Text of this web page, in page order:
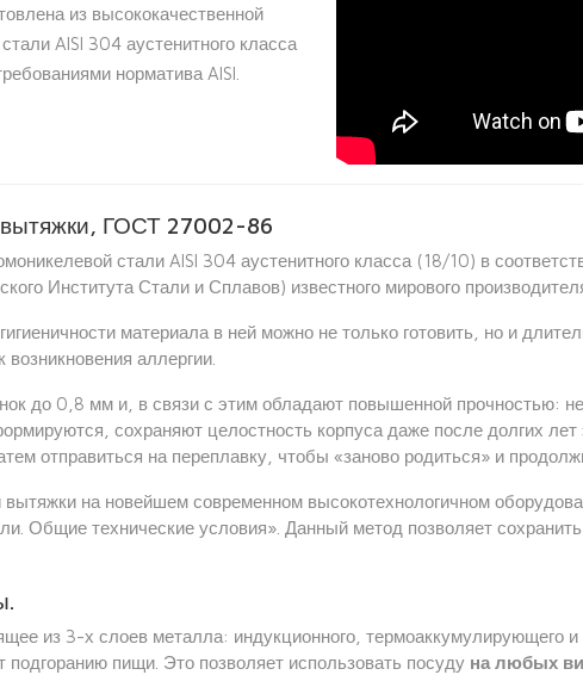
из высококачественной
AISI 304 аустенитного класса
норматива AISI.
ГОСТ 27002-86
стали AISI 304 аустенитного класса (18/10) в
Института Стали и Сплавов) известного мирового
материала в ней можно не только готовить, но и
аллергии.
до 0,8 мм и, в связи с этим обладают повышенной прочностью:
сохраняют целостность корпуса даже после долгих
отправиться на переплавку, чтобы «заново родиться» и
на новейшем современном высокотехнологичном
Общие технические условия». Данный метод позволяет
из 3-х слоев металла: индукционного, термоаккумулирующего и
подгоранию пищи. Это позволяет использовать посуду на любых